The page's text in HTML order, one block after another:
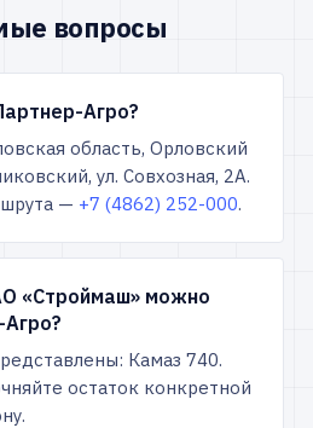
вопросы
Агро?
область, Орловский
ул. Совхозная, 2А.
— +7 (4862) 252-000.
«Строймаш» можно
Камаз 740.
остаток конкретной